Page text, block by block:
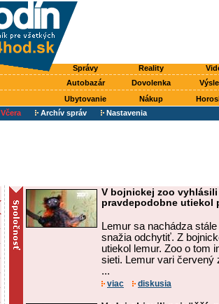
Správy Reality
Autobazár Dovolenka
Ubytovanie Nákup
Včera Archív správ Nastavenia
V bojnickej zoo
pravdepodobne utiekol
Lemur sa nachádza
snažia odchytiť. Z
utiekol lemur. Zoo o tom
sieti. Lemur vari červený
...
viac diskusia